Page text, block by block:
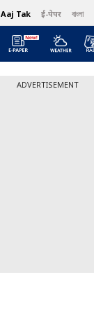
Aaj Tak ई-पेपर বাংলা
ADVERTISEMENT